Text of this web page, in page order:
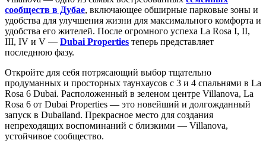
сообществ в Дубае, включающее обширные парковые зоны и
удобства для улучшения жизни для максимального комфорта и
удобства его жителей. После огромного успеха La Rosa I, II,
III, IV и V — Dubai Properties теперь представляет
последнюю фазу.
Откройте для себя потрясающий выбор тщательно
продуманных и просторных таунхаусов с 3 и 4 спальнями в La
Rosa 6 Dubai. Расположенный в зеленом центре Villanova, La
Rosa 6 от Dubai Properties — это новейший и долгожданный
запуск в Dubailand. Прекрасное место для создания
непреходящих воспоминаний с близкими — Villanova,
устойчивое сообщество.